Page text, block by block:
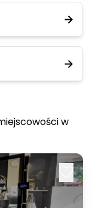
w